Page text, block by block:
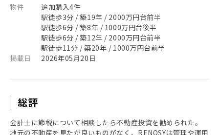
物件
追加購入4件
駅徒歩3分 / 築19年 / 2000万円台前半
駅徒歩6分 / 築8年 / 1000万円台後半
駅徒歩6分 / 築12年 / 2000万円台前半
駅徒歩11分 / 築20年 / 1000万円台前半
掲載日
2026年05月20日
総評
会計士に節税について相談したら不動産投資を勧められた。
地元の不動産を見たが良いものがなく、RENOSYは管理や運用